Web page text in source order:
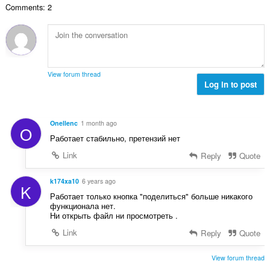
सं
ख्या
Comments: 2
View forum thread
Log in to post
O Onellenc 1 month ago
Работает стабильно, претензий нет
Link
Reply Quote
K k174xa10 6 years ago
Работает только кнопка "поделиться" больше никакого
функционала нет.
Ни открыть файл ни просмотреть .
Link
Reply Quote
View forum thread